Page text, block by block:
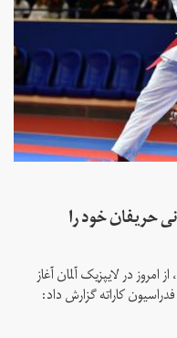
حریفان خود را
در لایپزیک آلمان آغاز
کاراته گزارش داد: